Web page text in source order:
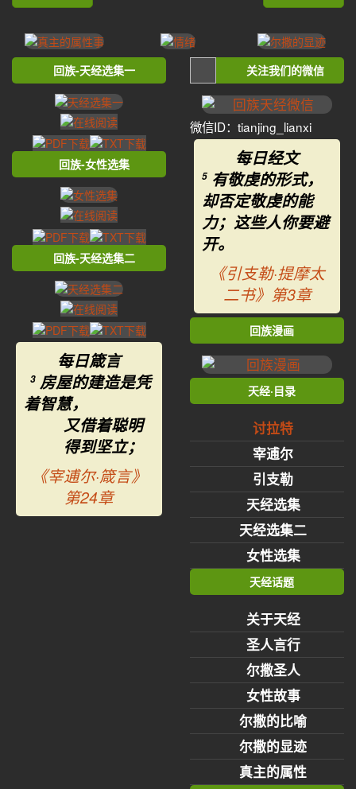
回族-天经选集一
回族-女性选集
回族-天经选集二
每日箴言
3 房屋的建造是凭
着智慧，
又借着聪明
得到坚立；
《宰逋尔·箴言》
第24章
关注我们的微信
微信ID：tianjing_lianxi
每日经文
5 有敬虔的形式，
却否定敬虔的能
力；这些人你要避
开。
《引支勒·提摩太
二书》第3章
回族漫画
天经·目录
讨拉特
宰逋尔
引支勒
天经选集
天经选集二
女性选集
天经话题
关于天经
圣人言行
尔撒圣人
女性故事
尔撒的比喻
尔撒的显迹
真主的属性